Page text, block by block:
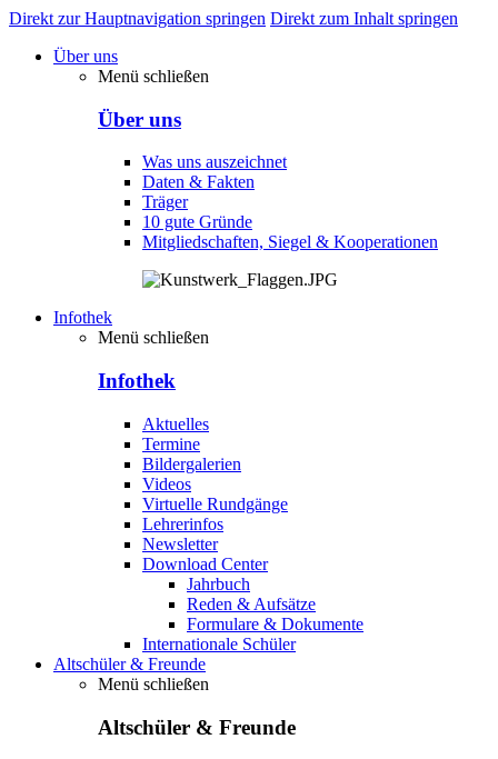
Direkt zur Hauptnavigation springen Direkt zum Inhalt springen
Über uns
Menü schließen
Über uns
Was uns auszeichnet
Daten & Fakten
Träger
10 gute Gründe
Mitgliedschaften, Siegel & Kooperationen
Infothek
Menü schließen
Infothek
Aktuelles
Termine
Bildergalerien
Videos
Virtuelle Rundgänge
Lehrerinfos
Newsletter
Download Center
Jahrbuch
Reden & Aufsätze
Formulare & Dokumente
Internationale Schüler
Altschüler & Freunde
Menü schließen
Altschüler & Freunde